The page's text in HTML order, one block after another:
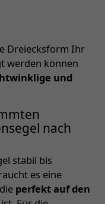
Dreiecksform Ihr
werden können
und
nach
stabil bis
es eine
perfekt auf den